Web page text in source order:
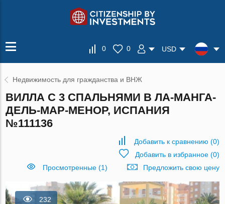
0 0 USD
Недвижимость для гражданства и ВНЖ
ВИЛЛА С 3 СПАЛЬНЯМИ В ЛА-МАНГА-
ДЕЛЬ-МАР-МЕНОР, ИСПАНИЯ
№111136
Добавить к сравнению (0)
Добавить в избранное(0)
Просмотренные (1)
Предложить свою цену
232